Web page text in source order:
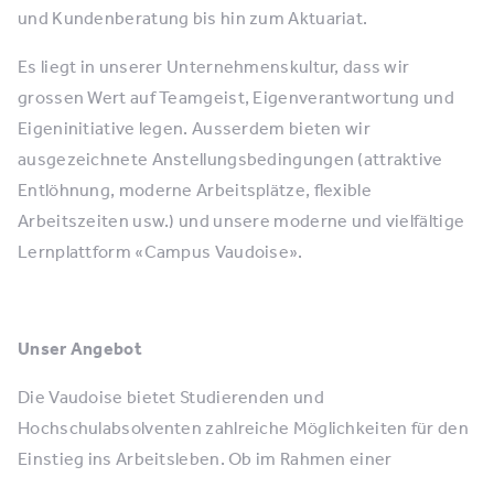
und Kundenberatung bis hin zum Aktuariat.
Es liegt in unserer Unternehmenskultur, dass wir
grossen Wert auf Teamgeist, Eigenverantwortung und
Eigeninitiative legen. Ausserdem bieten wir
ausgezeichnete Anstellungsbedingungen (attraktive
Entlöhnung, moderne Arbeitsplätze, flexible
Arbeitszeiten usw.) und unsere moderne und vielfältige
Lernplattform «Campus Vaudoise».
Unser Angebot
Die Vaudoise bietet Studierenden und
Hochschulabsolventen zahlreiche Möglichkeiten für den
Einstieg ins Arbeitsleben. Ob im Rahmen einer